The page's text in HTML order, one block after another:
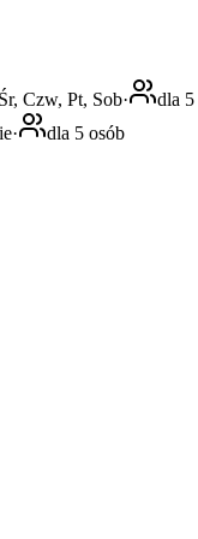
Czw, Pt, Sob·
dla 5
·
dla 5 osób